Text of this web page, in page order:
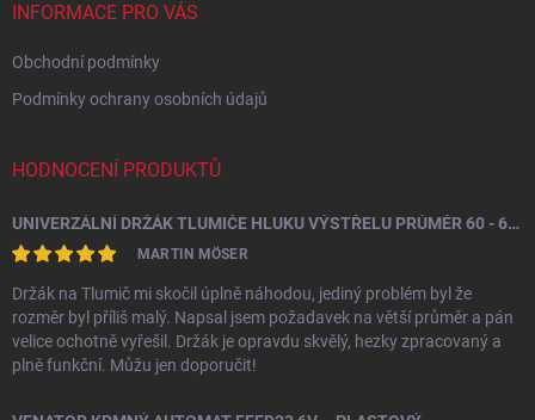
INFORMACE PRO VÁS
Obchodní podmínky
Podmínky ochrany osobních údajů
HODNOCENÍ PRODUKTŮ
UNIVERZÁLNÍ DRŽÁK TLUMIČE HLUKU VÝSTŘELU PRŮMĚR 60 - 64,5 MM
MARTIN MÖSER
Držák na Tlumič mi skočil úplně náhodou, jediný problém byl že
rozměr byl příliš malý. Napsal jsem požadavek na větší průměr a pán
velice ochotně vyřešil. Držák je opravdu skvělý, hezky zpracovaný a
plně funkční. Můžu jen doporučit!